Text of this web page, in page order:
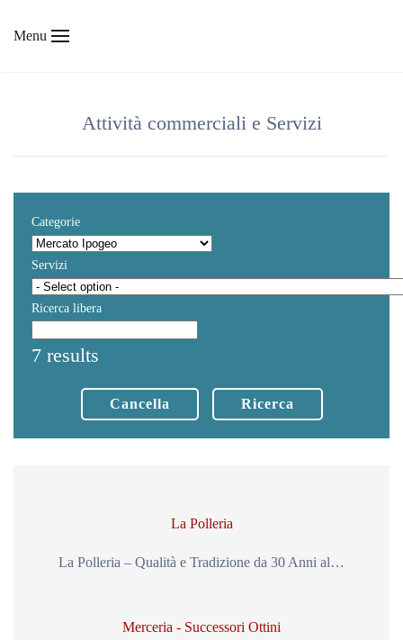
Menu
Attività commerciali e Servizi
Categorie
Servizi
Ricerca libera
7 results
Cancella Ricerca
La Polleria
La Polleria – Qualità e Tradizione da 30 Anni al…
Merceria - Successori Ottini